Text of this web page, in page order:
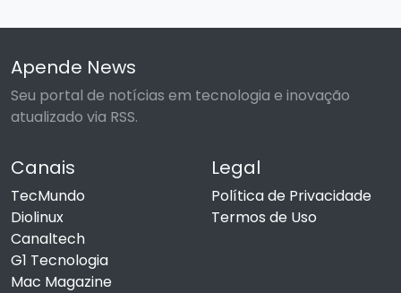
Apende News
Seu portal de notícias em tecnologia e inovação
atualizado via RSS.
Canais
TecMundo
Diolinux
Canaltech
G1 Tecnologia
Mac Magazine
Legal
Política de Privacidade
Termos de Uso